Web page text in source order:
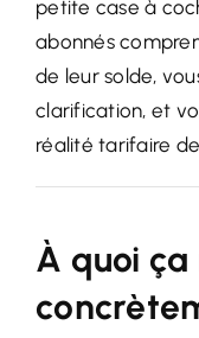
petite case à
abonnés
de leur solde,
clarification, et
réalité tarifaire
À quoi